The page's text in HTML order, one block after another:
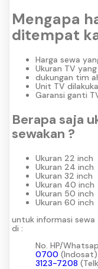
Mengapa
ditempat
Harga sewa
Ukuran TV
dukungan tim
Unit TV
Garansi ganti
Berapa saja
sewakan ?
Ukuran 22 inch
Ukuran 24 inch
Ukuran 32 inch
Ukuran 40 inch
Ukuran 50 inch
Ukuran 60 inch
untuk informasi sewa
di :
No. HP/
0700 (Indosat)
3123-7208